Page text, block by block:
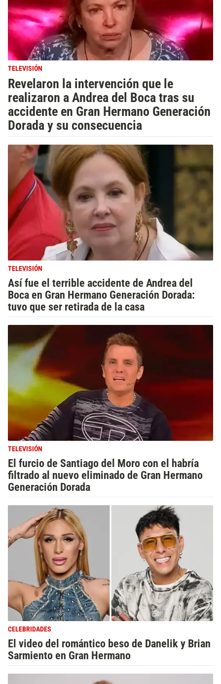
TELEVISIÓN
Revelaron la intervención que le
realizaron a Andrea del Boca tras su
accidente en Gran Hermano Generación
Dorada y su consecuencia
TELEVISIÓN
Así fue el terrible accidente de Andrea del
Boca en Gran Hermano Generación Dorada:
tuvo que ser retirada de la casa
TELEVISIÓN
El furcio de Santiago del Moro con el habría
filtrado al nuevo eliminado de Gran Hermano
Generación Dorada
CELEBRIDADES
El video del romántico beso de Danelik y Brian
Sarmiento en Gran Hermano